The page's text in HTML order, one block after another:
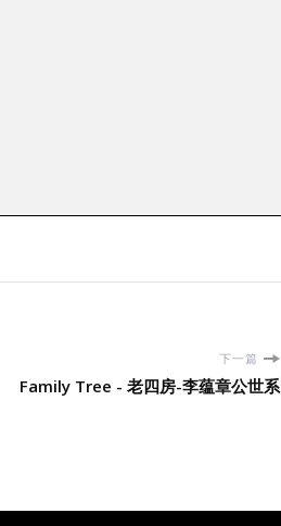
下一篇
Family Tree - 老四房-李蕴章公世系